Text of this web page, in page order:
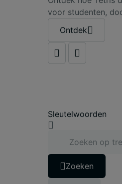
voor studenten,
Ontdek
Sleutelwoorden
Zoeken